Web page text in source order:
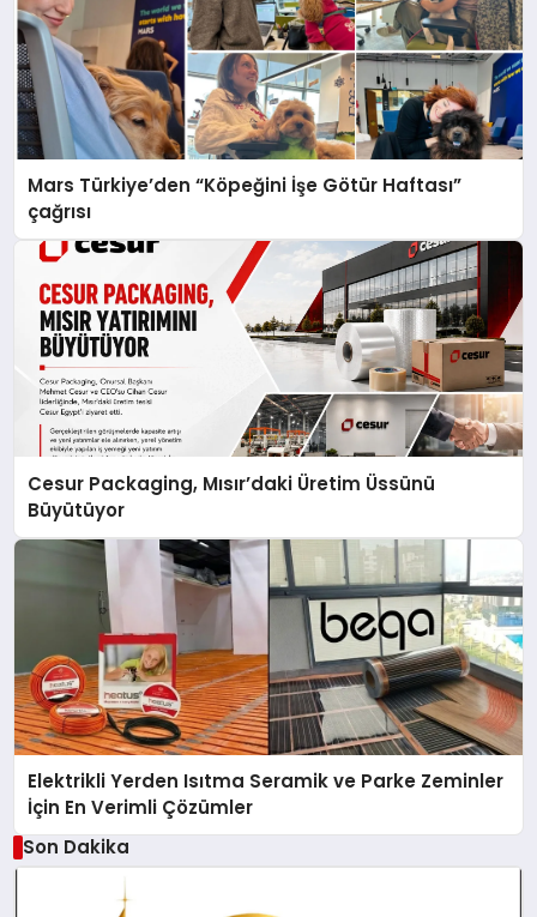
Mars Türkiye’den “Köpeğini İşe Götür Haftası”
çağrısı
Cesur Packaging, Mısır’daki Üretim Üssünü
Büyütüyor
Elektrikli Yerden Isıtma Seramik ve Parke Zeminler
İçin En Verimli Çözümler
Son Dakika